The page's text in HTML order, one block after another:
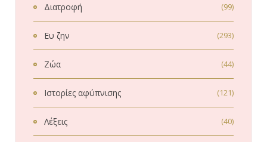
Διατροφή (99)
Ευ ζην (293)
Ζώα (44)
Ιστορίες αφύπνισης (121)
Λέξεις (40)